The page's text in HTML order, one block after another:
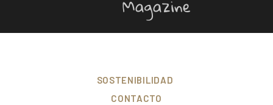
SOSTENIBILIDAD
CONTACTO